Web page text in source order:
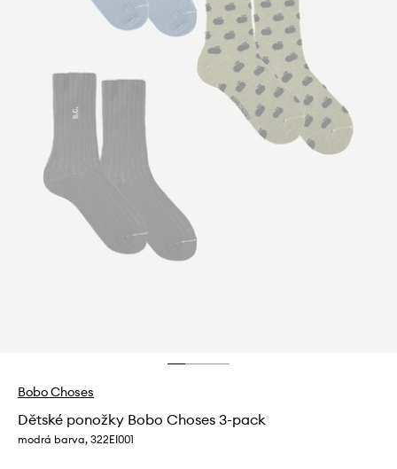
Bobo Choses
Dětské ponožky Bobo Choses 3-pack
modrá barva, 322EI001